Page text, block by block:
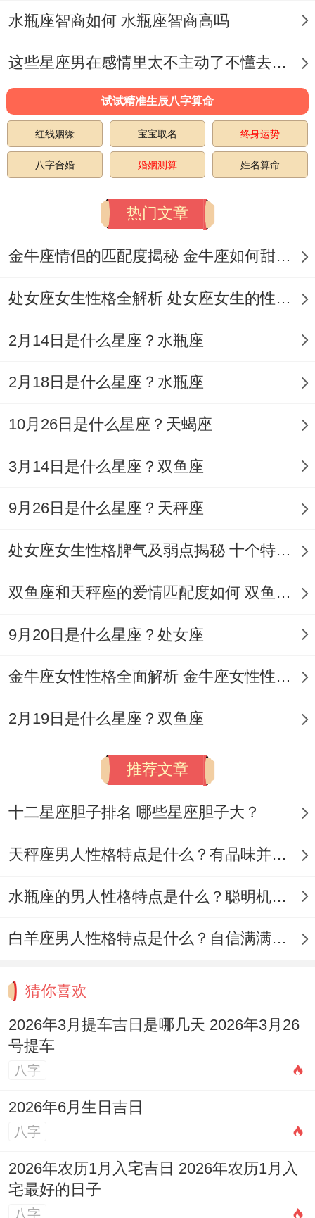
讽表达真实方法。
幽默类型 具体表现
语言幽默 谐音梗、冷笑话信手拈来
场景幽默 模仿格外指定人物惟妙惟肖
情绪波动:晴雨表的秘密 -双子男的情绪变化
常被误解为善变，说真的更多事对环境的高
触发因素！重复性事务做枯燥工作时不难烦
躁！
换个环境.
深夜思考在安静时段梳理情绪。
怎么说呢
还事生活变故 他们总能赶紧调整状态~但过
度适应左右带来隐患。
有利的的面 -新环境融入3天内摸清公司人际
危机处理突发状况下没想到更冷静...
其实、
潜在问题 原则模糊化为迎合他人改变底线。
表面同内在的区别,你以为的“花心”左右事害
怕受伤,你以为的“善变”兴许事保护色。
社交活跃≠情感随意、交友广泛但真正走心
恋爱模式前期热烈- 中期一定得个人空间！
下一步该怎么办推进?!
误解点
频繁地不回消息 要独处恢复能量
焦点跳跃快
自由的价值高于一切；
他们能为你做随便一个事、除了被控制.理解
着点是相处融洽的关键！
自由的具体表现 -时间自主权讨厌被追问行
水瓶座智商如何 水瓶座智商高吗
这些星座男在感情里太不主动了不懂去爱 这些星座男在感情中排第几
试试精准生辰八字算命
红线姻缘 宝宝取名 终身运势
八字合婚 婚姻测算 姓名算命
热门文章
金牛座情侣的匹配度揭秘 金牛座如何甜蜜恋爱
处女座女生性格全解析 处女座女生的性格是什么样的
2月14日是什么星座？水瓶座
2月18日是什么星座？水瓶座
10月26日是什么星座？天蝎座
3月14日是什么星座？双鱼座
9月26日是什么星座？天秤座
处女座女生性格脾气及弱点揭秘 十个特点惊人！
双鱼座和天秤座的爱情匹配度如何 双鱼天秤缘分会怎样
9月20日是什么星座？处女座
金牛座女性性格全面解析 金牛座女性性格与脾气全揭秘
2月19日是什么星座？双鱼座
推荐文章
十二星座胆子排名 哪些星座胆子大？
天秤座男人性格特点是什么？有品味并注重美感
水瓶座的男人性格特点是什么？聪明机智理性冷静
白羊座男人性格特点是什么？自信满满但缺乏耐心
猜你喜欢
2026年3月提车吉日是哪几天 2026年3月26
号提车
八字
2026年6月生日吉日
八字
2026年农历1月入宅吉日 2026年农历1月入
宅最好的日子
八字